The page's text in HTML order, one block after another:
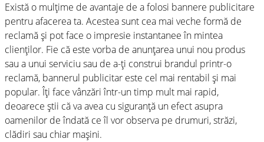
Există o mulțime de avantaje de a folosi bannere publicitare
pentru afacerea ta. Acestea sunt cea mai veche formă de
reclamă și pot face o impresie instantanee în mintea
clienților. Fie că este vorba de anunțarea unui nou produs
sau a unui serviciu sau de a-ți construi brandul printr-o
reclamă, bannerul publicitar este cel mai rentabil și mai
popular. Îți face vânzări într-un timp mult mai rapid,
deoarece știi că va avea cu siguranță un efect asupra
oamenilor de îndată ce îl vor observa pe drumuri, străzi,
clădiri sau chiar mașini.